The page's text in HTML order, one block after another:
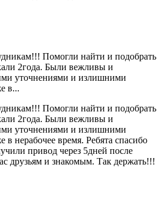
Помогли найти и подобрать
2года. Были вежливы и
уточнениями и излишними
в...
Помогли найти и подобрать
2года. Были вежливы и
уточнениями и излишними
в нерабочее время. Ребята спасибо
привод через 5дней после
друзьям и знакомым. Так держать!!!